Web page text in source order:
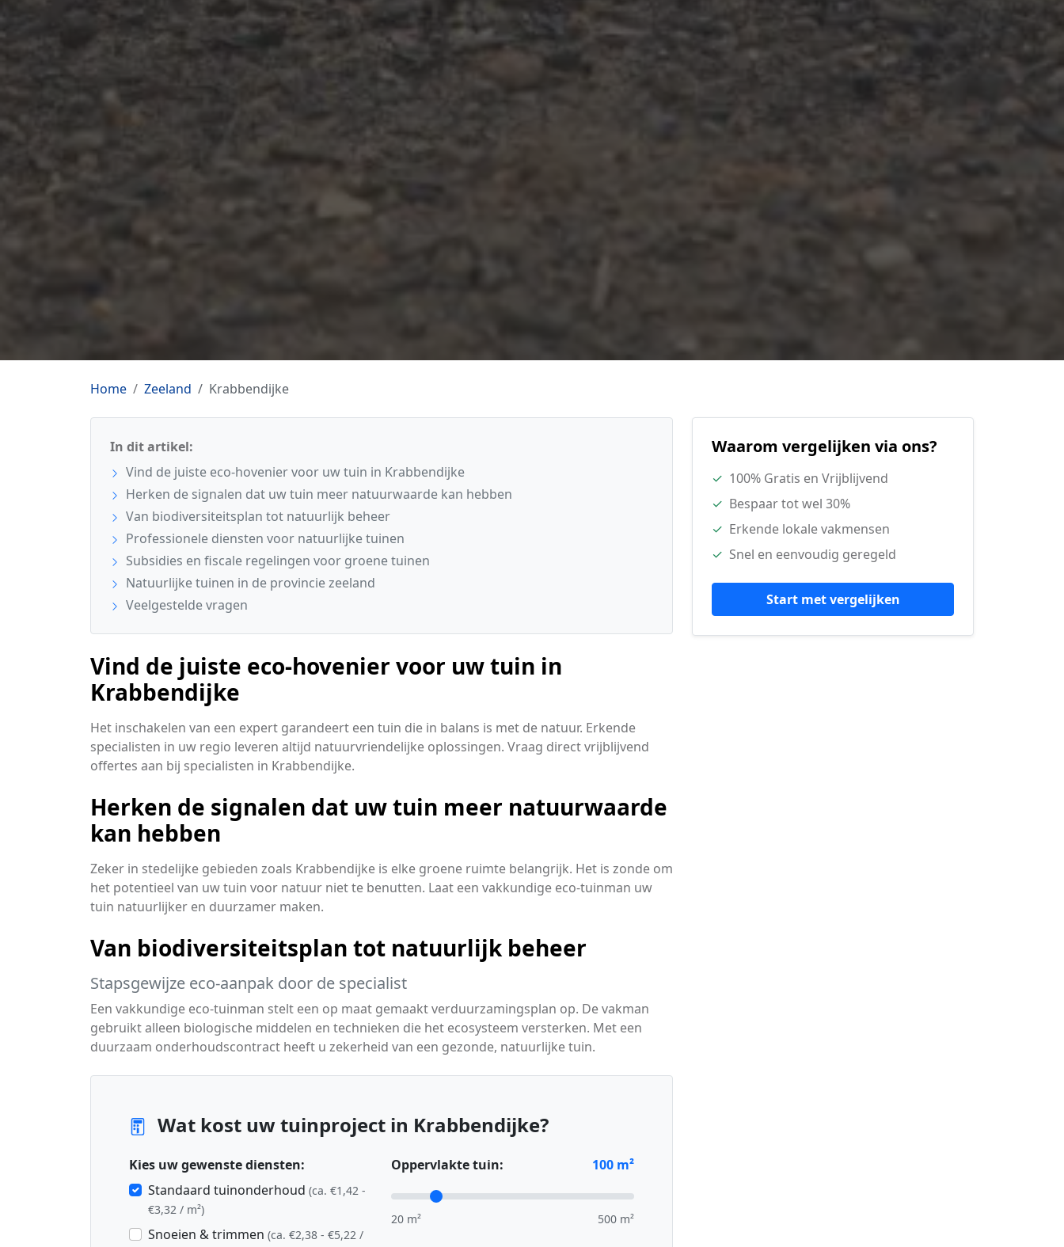
Home Zeeland Krabbendijke
In dit artikel:
Vind de juiste eco-hovenier voor uw tuin in Krabbendijke
Herken de signalen dat uw tuin meer natuurwaarde kan hebben
Van biodiversiteitsplan tot natuurlijk beheer
Professionele diensten voor natuurlijke tuinen
Subsidies en fiscale regelingen voor groene tuinen
Natuurlijke tuinen in de provincie zeeland
Veelgestelde vragen
Vind de juiste eco-hovenier voor uw tuin in
Krabbendijke
Het inschakelen van een expert garandeert een tuin die in balans is met de natuur. Erkende
specialisten in uw regio leveren altijd natuurvriendelijke oplossingen. Vraag direct vrijblijvend
offertes aan bij specialisten in Krabbendijke.
Herken de signalen dat uw tuin meer natuurwaarde
kan hebben
Zeker in stedelijke gebieden zoals Krabbendijke is elke groene ruimte belangrijk. Het is zonde om
het potentieel van uw tuin voor natuur niet te benutten. Laat een vakkundige eco-tuinman uw
tuin natuurlijker en duurzamer maken.
Van biodiversiteitsplan tot natuurlijk beheer
Stapsgewijze eco-aanpak door de specialist
Een vakkundige eco-tuinman stelt een op maat gemaakt verduurzamingsplan op. De vakman
gebruikt alleen biologische middelen en technieken die het ecosysteem versterken. Met een
duurzaam onderhoudscontract heeft u zekerheid van een gezonde, natuurlijke tuin.
Wat kost uw tuinproject in Krabbendijke?
Kies uw gewenste diensten:
Standaard tuinonderhoud (ca. €1,42 -
€3,32 / m²)
Snoeien & trimmen (ca. €2,38 - €5,22 /
Oppervlakte tuin: 100 m²
20 m² 500 m²
Waarom vergelijken via ons?
✓ 100% Gratis en Vrijblijvend
✓ Bespaar tot wel 30%
✓ Erkende lokale vakmensen
✓ Snel en eenvoudig geregeld
Start met vergelijken